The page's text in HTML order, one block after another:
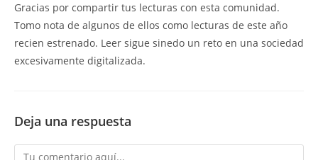
Gracias por compartir tus lecturas con esta comunidad.
Tomo nota de algunos de ellos como lecturas de este año
recien estrenado. Leer sigue sinedo un reto en una sociedad
excesivamente digitalizada.
Deja una respuesta
Comentario